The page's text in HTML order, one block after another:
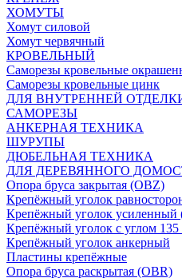
ХОМУТЫ
Хомут силовой
Хомут червячный
КРОВЕЛЬНЫЙ
Саморезы кровельные
Саморезы кровельные цинк
ДЛЯ ВНУТРЕННЕЙ
САМОРЕЗЫ
АНКЕРНАЯ ТЕХНИКА
ШУРУПЫ
ДЮБЕЛЬНАЯ ТЕХНИКА
ДЛЯ ДЕРЕВЯННОГО
Опора бруса закрытая (OBZ)
Крепёжный уголок
Крепёжный уголок усиленный
Крепёжный уголок с углом 135
Крепёжный уголок анкерный
Пластины крепёжные
Опора бруса раскрытая (OBR)